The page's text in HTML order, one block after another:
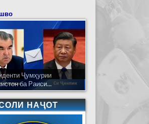
Ҷумҳурии
ба Раиси...
НАҶОТ